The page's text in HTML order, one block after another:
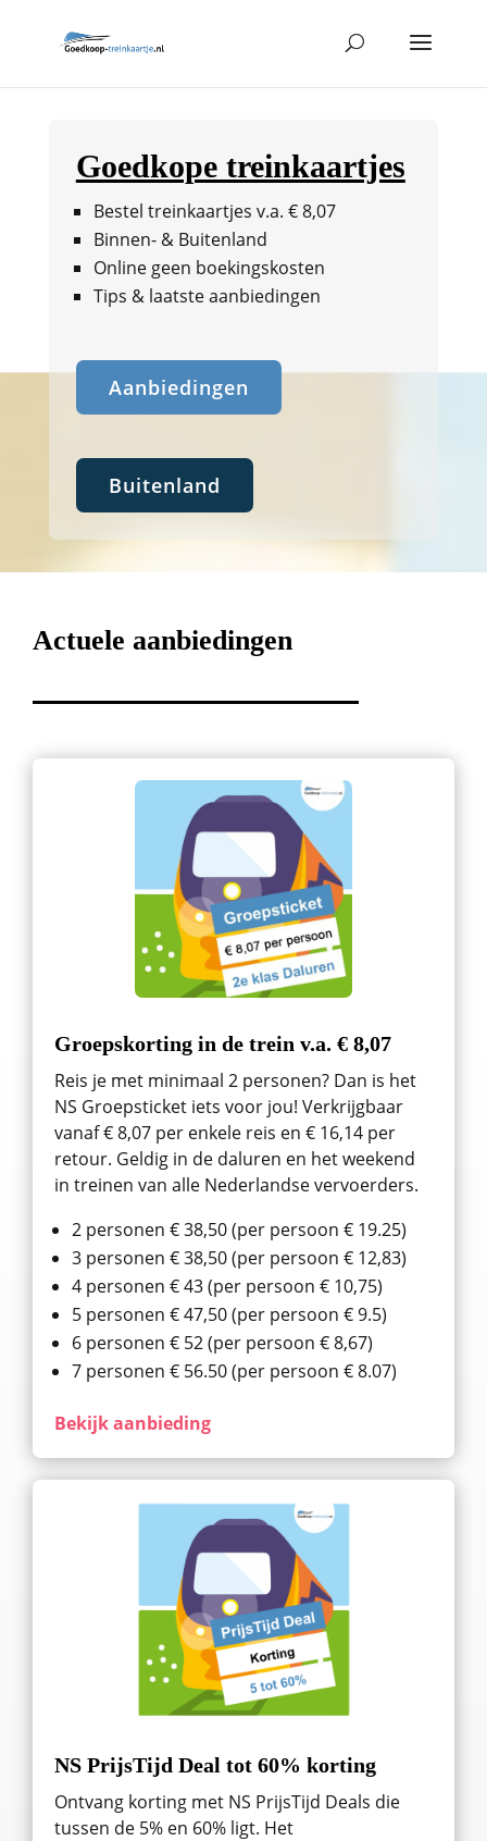
Goedkope treinkaartjes
Bestel treinkaartjes v.a. € 8,07
Binnen- & Buitenland
Online geen boekingskosten
Tips & laatste aanbiedingen
Aanbiedingen
Buitenland
Actuele aanbiedingen
Groepskorting in de trein v.a. € 8,07
Reis je met minimaal 2 personen? Dan is het
NS Groepsticket iets voor jou! Verkrijgbaar
vanaf € 8,07 per enkele reis en € 16,14 per
retour. Geldig in de daluren en het weekend
in treinen van alle Nederlandse vervoerders.
2 personen € 38,50 (per persoon € 19.25)
3 personen € 38,50 (per persoon € 12,83)
4 personen € 43 (per persoon € 10,75)
5 personen € 47,50 (per persoon € 9.5)
6 personen € 52 (per persoon € 8,67)
7 personen € 56.50 (per persoon € 8.07)
Bekijk aanbieding
NS PrijsTijd Deal tot 60% korting
Ontvang korting met NS PrijsTijd Deals die
tussen de 5% en 60% ligt. Het